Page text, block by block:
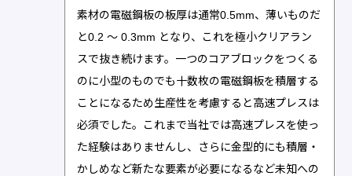
素材の電磁鋼板の板厚は通常0.5mm、薄いものだ
と0.2 ～ 0.3mm となり、これを極小クリアラン
スで抜き続けます。一つのコアブロックをつくる
のに小型のものでも十数枚の電磁鋼板を積層する
ことになるため生産性を考慮すると高速プレスは
必須でした。これまで当社では高速プレスを使っ
た経験はありませんし、さらに金型的にも積層・
かしめなど新たな要素が必要になるなど未知への